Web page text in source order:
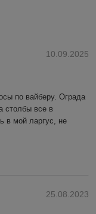
10.09.2025
по вайберу. Ограда
столбы все в
в мой ларгус, не
25.08.2023